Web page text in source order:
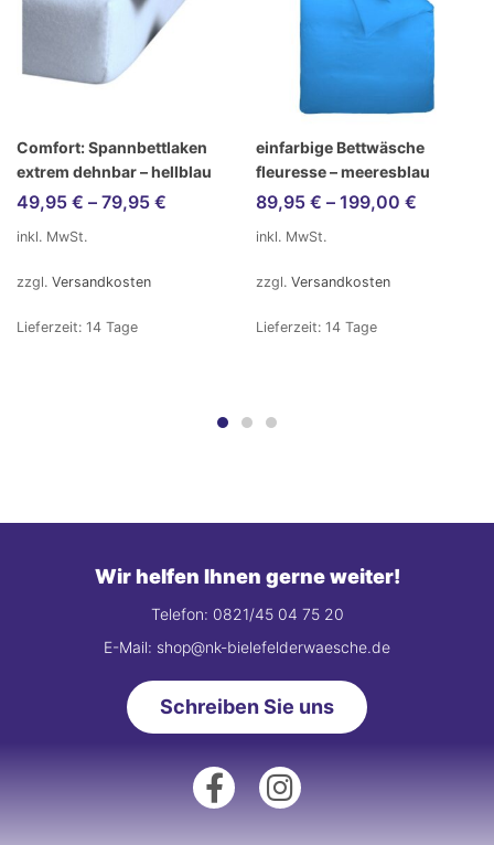
Comfort: Spannbettlaken
extrem dehnbar – hellblau
49,95 € – 79,95 €
inkl. MwSt.
zzgl. Versandkosten
Lieferzeit: 14 Tage
einfarbige Bettwäsche
fleuresse – meeresblau
89,95 € – 199,00 €
inkl. MwSt.
zzgl. Versandkosten
Lieferzeit: 14 Tage
Wir helfen Ihnen gerne weiter!
Telefon: 0821/45 04 75 20
E-Mail: shop@nk-bielefelderwaesche.de
Schreiben Sie uns